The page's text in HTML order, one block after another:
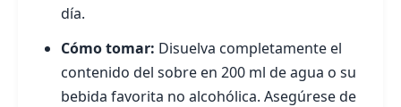
día.
Cómo tomar: Disuelva completamente el
contenido del sobre en 200 ml de agua o su
bebida favorita no alcohólica. Asegúrese de